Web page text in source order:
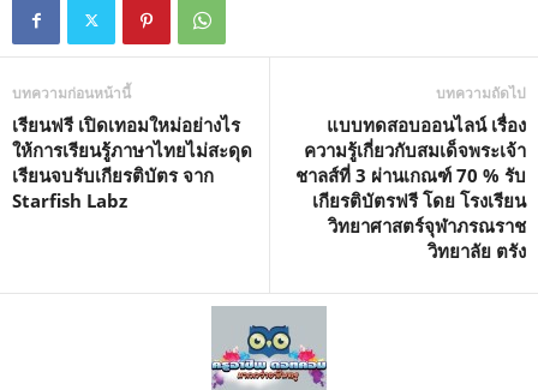
บทความก่อนหน้านี้
เรียนฟรี เปิดเทอมใหม่อย่างไร
ให้การเรียนรู้ภาษาไทยไม่สะดุด
เรียนจบรับเกียรติบัตร จาก
Starfish Labz
บทความถัดไป
แบบทดสอบออนไลน์ เรื่อง
ความรู้เกี่ยวกับสมเด็จพระเจ้า
ชาลส์ที่ 3 ผ่านเกณฑ์ 70 % รับ
เกียรติบัตรฟรี โดย โรงเรียน
วิทยาศาสตร์จุฬาภรณราช
วิทยาลัย ตรัง